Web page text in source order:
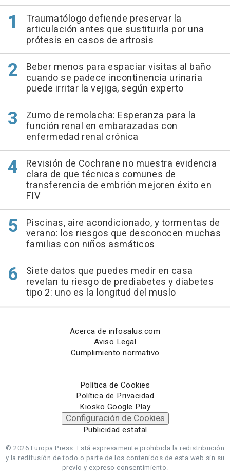
Traumatólogo defiende preservar la
articulación antes que sustituirla por una
prótesis en casos de artrosis
Beber menos para espaciar visitas al baño
cuando se padece incontinencia urinaria
puede irritar la vejiga, según experto
Zumo de remolacha: Esperanza para la
función renal en embarazadas con
enfermedad renal crónica
Revisión de Cochrane no muestra evidencia
clara de que técnicas comunes de
transferencia de embrión mejoren éxito en
FIV
Piscinas, aire acondicionado, y tormentas de
verano: los riesgos que desconocen muchas
familias con niños asmáticos
Siete datos que puedes medir en casa
revelan tu riesgo de prediabetes y diabetes
tipo 2: uno es la longitud del muslo
Acerca de infosalus.com
Aviso Legal
Cumplimiento normativo
Política de Cookies
Política de Privacidad
Kiosko Google Play
Configuración de Cookies
Publicidad estatal
© 2026 Europa Press. Está expresamente prohibida la redistribución
y la redifusión de todo o parte de los contenidos de esta web sin su
previo y expreso consentimiento.